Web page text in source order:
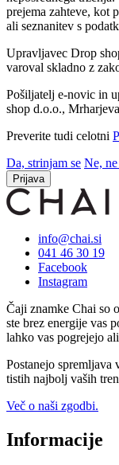
prejema zahteve, kot
ali seznanitev s
Upravljavec Drop
varoval skladno z
Pošiljatelj e-novic in
shop d.o.o.,
Preverite tudi celotni
Da, strinjam se Ne,
Prijava
info@chai.si
041 46 30 19
Facebook
Instagram
Čaji znamke Chai so
ste brez energije vas
lahko vas pogrejejo
Postanejo spremljava
tistih najbolj vaših
Več o naši zgodbi.
Informacije